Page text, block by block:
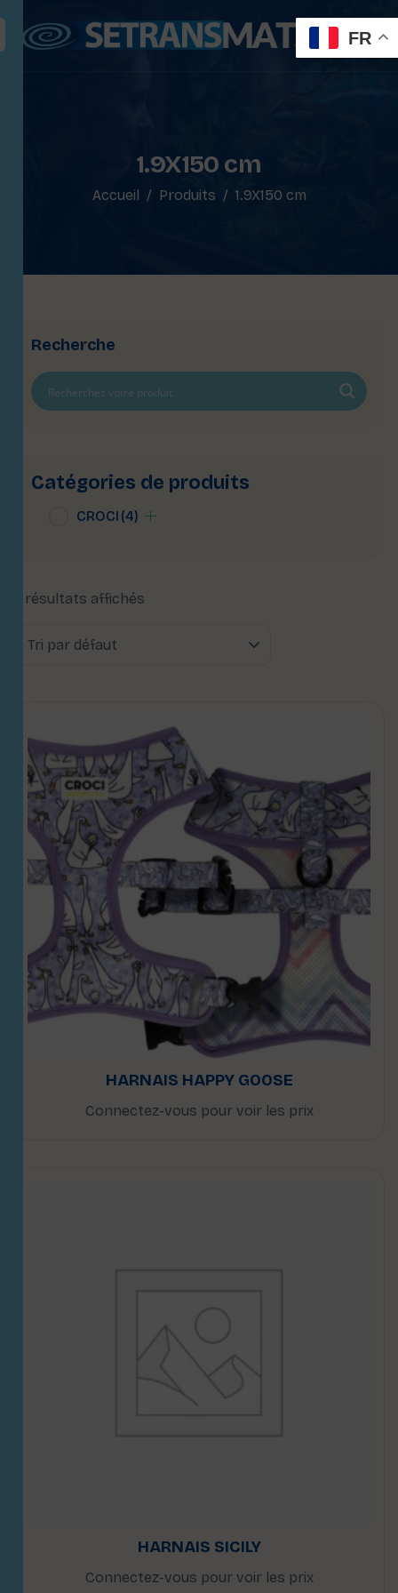
1.9X150 cm
Accueil Produits 1.9X150 cm
Recherche
Catégories de produits
CROCI (4)
4 résultats affichés
HARNAIS HAPPY GOOSE
Connectez-vous pour voir les prix
HARNAIS SICILY
Connectez-vous pour voir les prix
FR